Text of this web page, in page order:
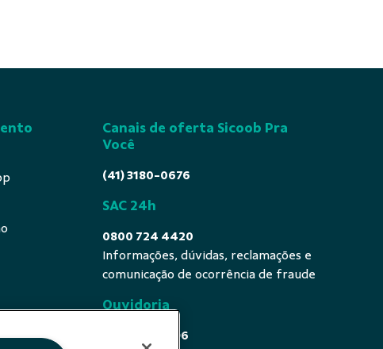
Canais de oferta Sicoob Pra
Você
(41) 3180-0676
SAC 24h
0800 724 4420
Informações, dúvidas, reclamações e
comunicação de ocorrência de fraude
Ouvidoria
0800 725 0996